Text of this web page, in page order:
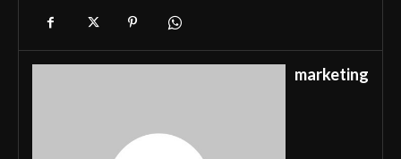
marketing